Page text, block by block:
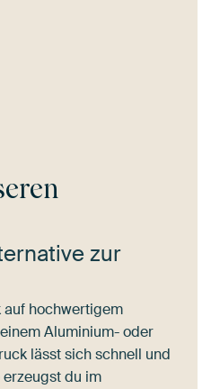
zur
hochwertigem
Aluminium- oder
lässt sich schnell und
du im